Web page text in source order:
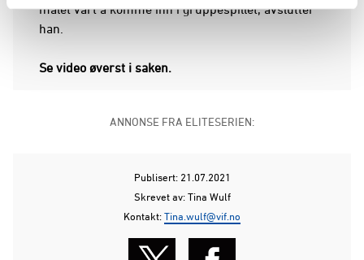
målet vårt å komme inn i gruppespillet, avslutter
han.
Se video øverst i saken.
ANNONSE FRA ELITESERIEN:
Publisert: 21.07.2021
Skrevet av: Tina Wulf
Kontakt:Tina.wulf@vif.no